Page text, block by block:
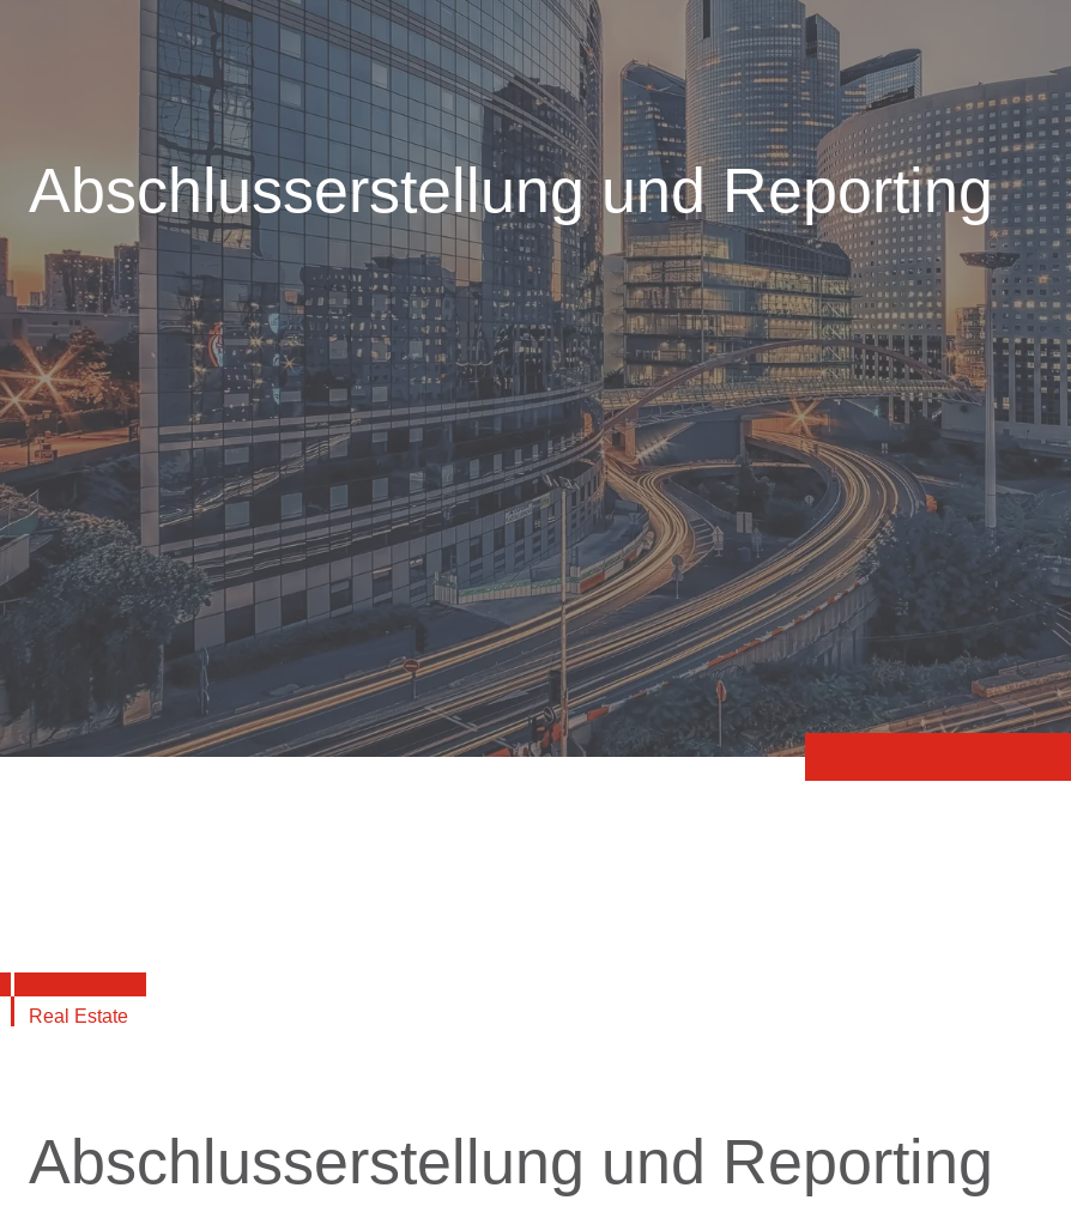
Abschlusserstellung und Reporting
Real Estate
Abschlusserstellung und Reporting